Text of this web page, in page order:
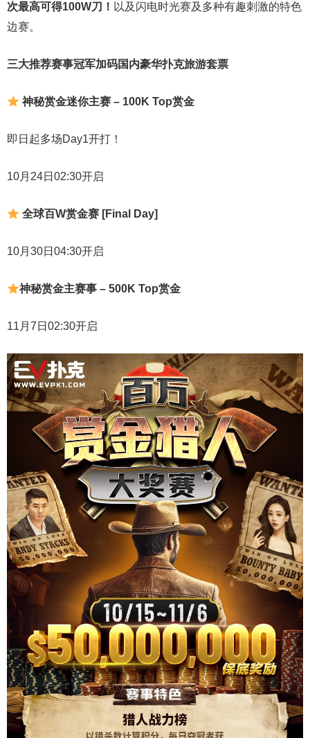
次最高可得100W刀！ 以及闪电时光赛及多种有趣刺激的特色
边赛。
三大推荐赛事冠军加码国内豪华扑克旅游套票
神秘赏金迷你主赛 – 100K Top赏金
即日起多场Day1开打！
10月24日02:30开启
全球百W赏金赛 [Final Day]
10月30日04:30开启
神秘赏金主赛事 – 500K Top赏金
11月7日02:30开启